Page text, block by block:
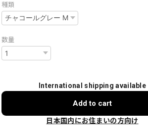
種類
数量
International shipping available
Add to cart
日本国内にお住まいの方向け